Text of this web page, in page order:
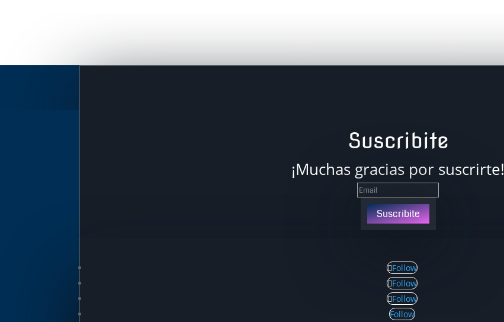
Suscribite
¡Muchas gracias por suscrirte!
Suscribite
Follow
Follow
Follow
Follow